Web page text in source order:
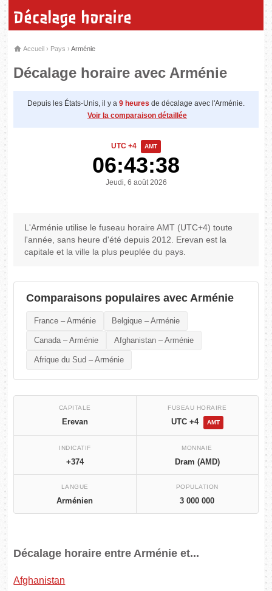
Décalage horaire
Accueil › Pays ›Arménie
Décalage horaire avec Arménie
Depuis les États-Unis, il y a 9 heures de décalage avec l'Arménie.
Voir la comparaison détaillée
UTC +4 AMT
06:43:38
Jeudi, 6 août 2026
L'Arménie utilise le fuseau horaire AMT (UTC+4) toute
l'année, sans heure d'été depuis 2012. Erevan est la
capitale et la ville la plus peuplée du pays.
Comparaisons populaires avec Arménie
France – Arménie Belgique – Arménie
Canada – Arménie Afghanistan – Arménie
Afrique du Sud – Arménie
CAPITALE
Erevan
FUSEAU HORAIRE
UTC +4 AMT
INDICATIF
+374
MONNAIE
Dram (AMD)
LANGUE
Arménien
POPULATION
3 000 000
Décalage horaire entre Arménie et...
Afghanistan